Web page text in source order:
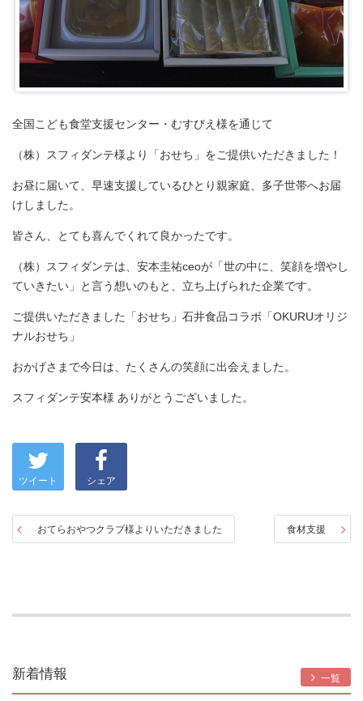
全国こども食堂支援センター・むすびえ様を通じて
（株）スフィダンテ様より「おせち」をご提供いただきました！
お昼に届いて、早速支援しているひとり親家庭、多子世帯へお届
けしました。
皆さん、とても喜んでくれて良かったです。
（株）スフィダンテは、安本圭祐ceoが「世の中に、笑顔を増やし
ていきたい」と言う想いのもと、立ち上げられた企業です。
ご提供いただきました「おせち」石井食品コラボ「OKURUオリジ
ナルおせち」
おかげさまで今日は、たくさんの笑顔に出会えました。
スフィダンテ安本様 ありがとうございました。
ツイート シェア
食材支援
おてらおやつクラブ様よりいただきました
新着情報 一覧